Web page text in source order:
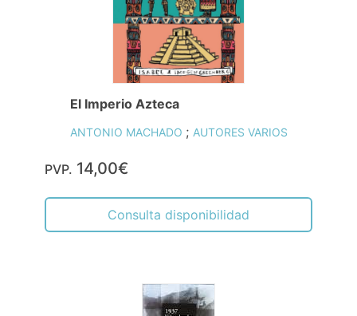
El Imperio Azteca
ANTONIO MACHADO ; AUTORES VARIOS
PVP. 14,00€
Consulta disponibilidad